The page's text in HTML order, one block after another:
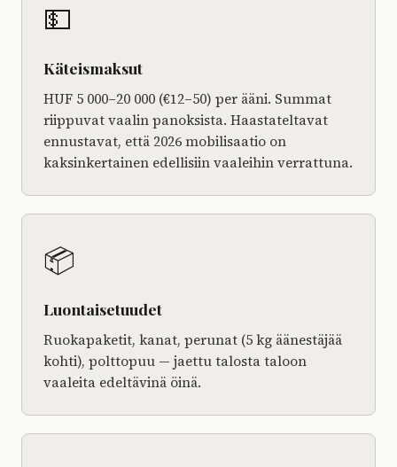
💵
Käteismaksut
HUF 5 000–20 000 (€12–50) per ääni. Summat
riippuvat vaalin panoksista. Haastateltavat
ennustavat, että 2026 mobilisaatio on
kaksinkertainen edellisiin vaaleihin verrattuna.
📦
Luontaisetuudet
Ruokapaketit, kanat, perunat (5 kg äänestäjää
kohti), polttopuu — jaettu talosta taloon
vaaleita edeltävinä öinä.